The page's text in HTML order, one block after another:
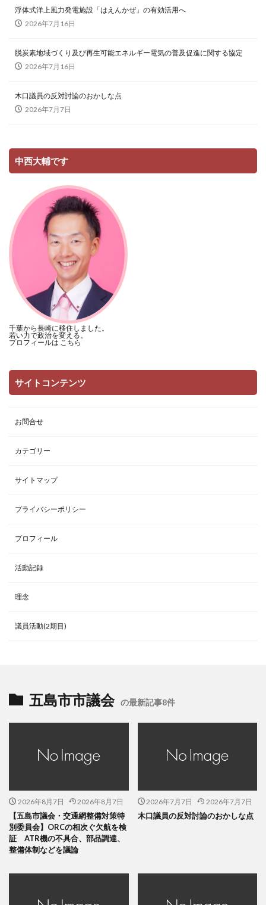
浮体式洋上風力発電施設「はえんかぜ」の有効活用へ
2026年7月16日
脱炭素地域づくり及び再生可能エネルギー電気の普及促進に関する協定
2026年7月16日
木口議員の反対討論のおかしな点
2026年7月7日
中西大輔です
千葉から長崎に移住しました。
若い力で政治を変える。
プロフィールは こちら
サイトコンテンツ
お問合せ
カテゴリー
サイトマップ
プライバシーポリシー
プロフィール
活動記録
理念
議員活動(2期目)
五島市市議会 の最新記事8件
2026年8月7日 2026年8月7日
【五島市議会・交通網整備対策特
別委員会】ORCの相次ぐ欠航を検
証 ATR機の不具合、部品調達、
整備体制などを議論
2026年7月7日 2026年7月7日
木口議員の反対討論のおかしな点